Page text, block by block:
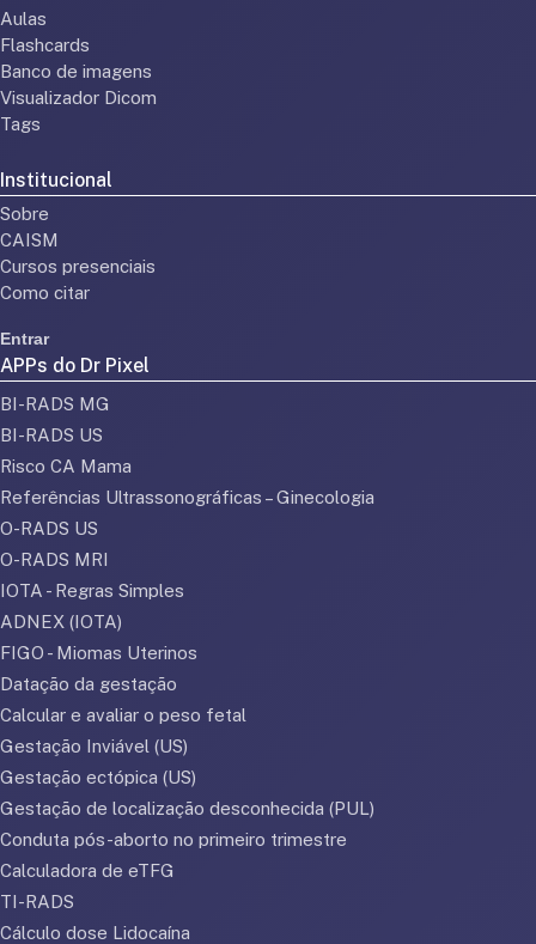
Aulas
Flashcards
Banco de imagens
Visualizador Dicom
Tags
Institucional
Sobre
CAISM
Cursos presenciais
Como citar
Entrar
APPs do Dr Pixel
BI-RADS MG
BI-RADS US
Risco CA Mama
Referências Ultrassonográficas – Ginecologia
O-RADS US
O-RADS MRI
IOTA - Regras Simples
ADNEX (IOTA)
FIGO - Miomas Uterinos
Datação da gestação
Calcular e avaliar o peso fetal
Gestação Inviável (US)
Gestação ectópica (US)
Gestação de localização desconhecida (PUL)
Conduta pós-aborto no primeiro trimestre
Calculadora de eTFG
TI-RADS
Cálculo dose Lidocaína